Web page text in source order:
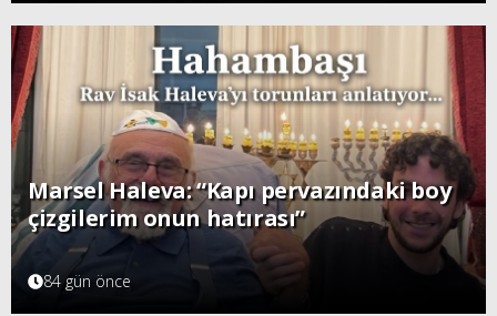
Marsel Haleva: “Kapı pervazındaki boy
çizgilerim onun hatırası”
84 gün önce